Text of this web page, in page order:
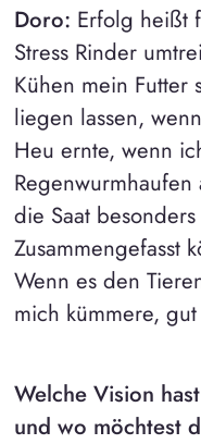
Doro: Erfolg heißt
Stress Rinder
Kühen mein Futter
liegen lassen,
Heu ernte, wenn
die Saat
Zusammengefasst
Wenn es den
mich kümmere,
Welche Vision
und wo möchtest